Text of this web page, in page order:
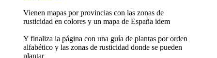
Vienen mapas por provincias con las zonas de
rusticidad en colores y un mapa de España idem
Y finaliza la página con una guía de plantas por orden
alfabético y las zonas de rusticidad donde se pueden
plantar